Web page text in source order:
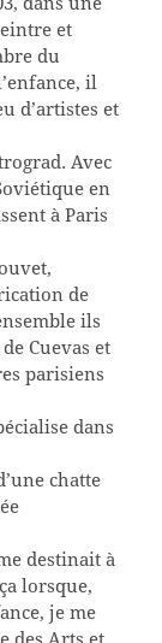
et
du
il
d’artistes et
Avec
en
à Paris
de
ils
Cuevas et
parisiens
dans
chatte
destinait à
lorsque,
je me